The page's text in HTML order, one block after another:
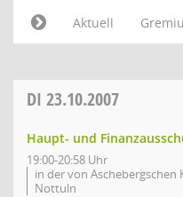
Aktuell
DI 23.10.2007
Haupt- und
19:00-20:58 Uhr
in der von Aschebergschen
Nottuln